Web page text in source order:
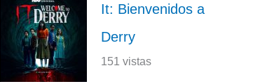
It: Bienvenidos a
Derry
151 vistas